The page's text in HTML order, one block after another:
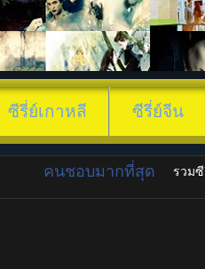
ซีรี่ย์เกาหลี ซีรี่ย์จีน
คนชอบมากที่สุด รวม